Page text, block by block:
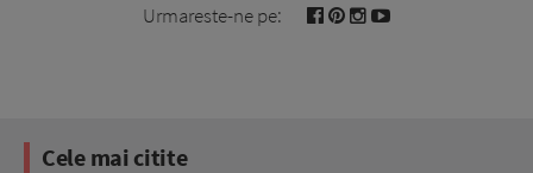
Urmareste-ne pe:
Cele mai citite